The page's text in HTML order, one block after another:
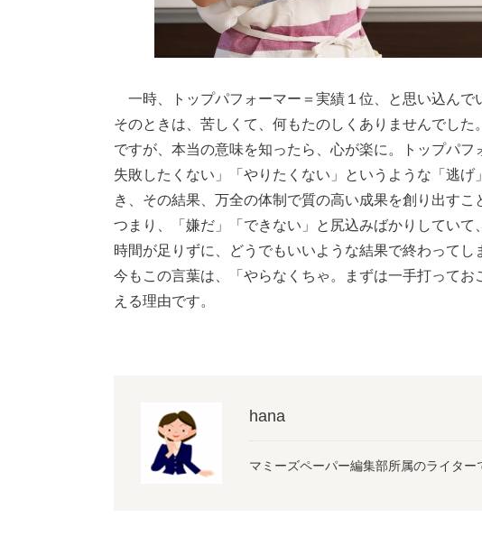
一時、トップパフォーマー＝実績１位、と思い込んで
そのときは、苦しくて、何もたのしくありませんでした。
ですが、本当の意味を知ったら、心が楽に。トップパフ
失敗したくない」「やりたくない」というような「逃
き、その結果、万全の体制で質の高い成果を創り出すこ
つまり、「嫌だ」「できない」と尻込みばかりしていて
時間が足りずに、どうでもいいような結果で終わってし
今もこの言葉は、「やらなくちゃ。まずは一手打って
える理由です。
hana
マミーズペーパー編集部所属のライター